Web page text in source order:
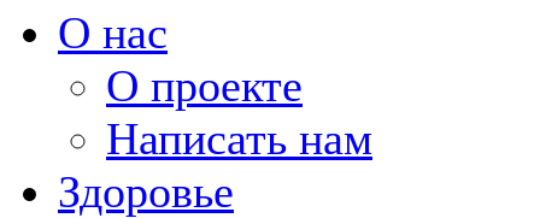
О нас
О проекте
Написать нам
Здоровье